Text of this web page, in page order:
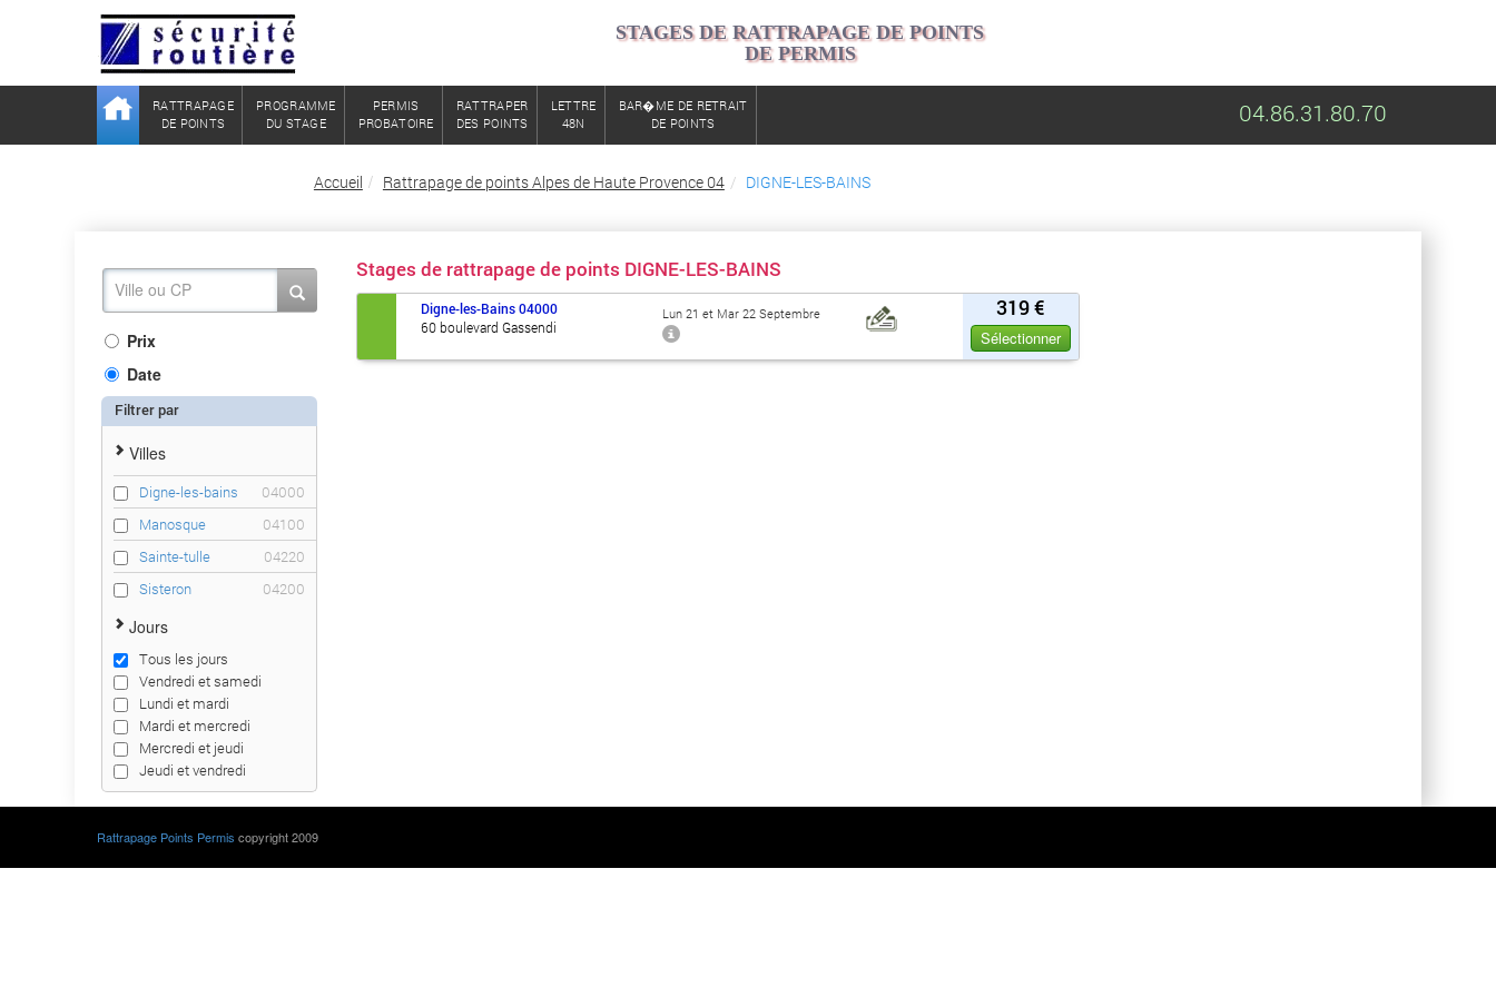
STAGES DE RATTRAPAGE DE POINTS
DE PERMIS
RATTRAPAGE
DE POINTS
PROGRAMME
DU STAGE
PERMIS
PROBATOIRE
RATTRAPER
DES POINTS
LETTRE
48N
BAR�ME DE RETRAIT
DE POINTS
04.86.31.80.70
Accueil Rattrapage de points Alpes de Haute Provence 04 DIGNE-LES-BAINS
Prix
Date
Filtrer par
Villes
Digne-les-bains
04000
Manosque
04100
Sainte-tulle
04220
Sisteron
04200
Jours
Tous les jours
Vendredi et samedi
Lundi et mardi
Mardi et mercredi
Mercredi et jeudi
Jeudi et vendredi
Stages de rattrapage de points DIGNE-LES-BAINS
319 €
Sélectionner
Digne-les-Bains 04000
60 boulevard Gassendi
Lun 21 et Mar 22 Septembre
Rattrapage Points Permis copyright 2009